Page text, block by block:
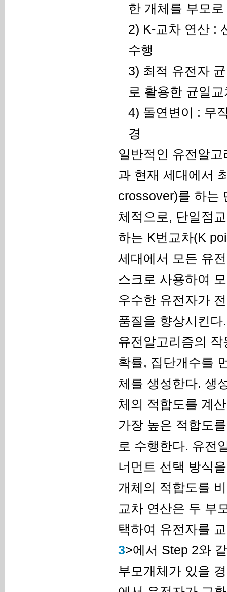
한 개체를 부모
2) K-교차 연산 :
수행
3) 최적 유전자
로 활용한 균일
4) 돌연변이 : 무
경
일반적인 유전알
과 현재 세대에서
crossover)를 하는
체적으로, 단일점
하는 K번교차(K
세대에서 모든 유
스크로 사용하여
우수한 유전자가
품질을 향상시킨다.
유전알고리즘의
확률, 집단개수를
체를 생성한다. 생
체의 적합도를 계
가장 높은 적합도
로 수행한다. 유전
너먼트 선택 방식
개체의 적합도를
교차 연산은 두 부
택하여 유전자를
3>에서 Step 2와
부모개체가 있을